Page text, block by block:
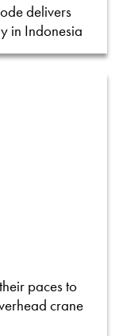
delivers
in Indonesia
paces to
crane